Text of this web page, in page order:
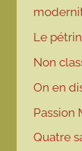
Le
Non
On en
Passion
Quatre